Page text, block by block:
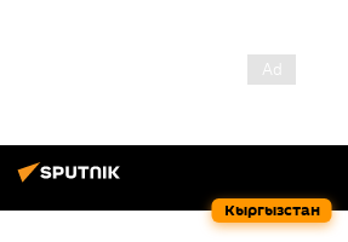
Кыргызстан